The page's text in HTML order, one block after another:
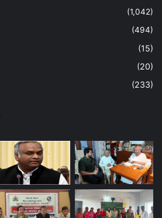
(1,042)
(494)
(15)
(20)
(233)